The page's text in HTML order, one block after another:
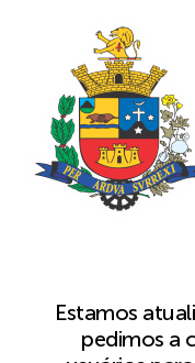
Estamos
pedimos a